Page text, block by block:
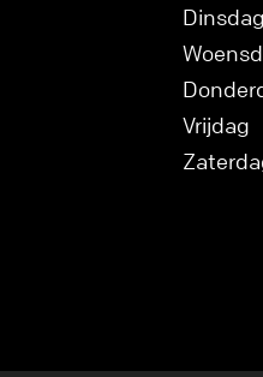
Dinsdag
Vrijdag